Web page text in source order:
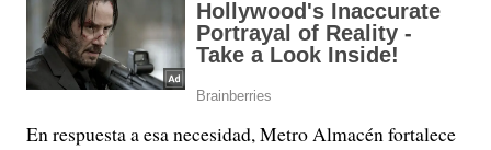
En respuesta a esa necesidad, Metro Almacén fortalece